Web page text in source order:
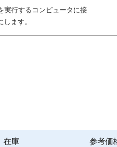
実行するコンピュータに接
ます。
在庫 参考価